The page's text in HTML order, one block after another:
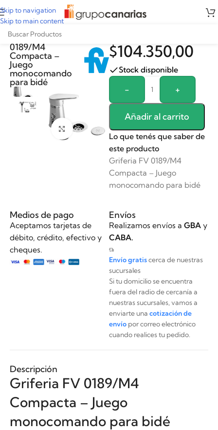
Skip to navigation
Skip to main content
Griferia FV
0189/M4
Compacta –
Juego
monocomando
para bidé
Clickee para agrandar
$104.350,00
Stock disponible
- +
Añadir al carrito
Alternative:
Lo que tenés que saber de
este producto
Griferia FV 0189/M4
Compacta – Juego
monocomando para bidé
Medios de pago
Aceptamos tarjetas de
débito, crédito, efectivo y
cheques.
Envíos
Realizamos envíos a GBAy
CABA.
Envío gratiscerca de nuestras
sucursales
Si tu domicilio se encuentra
fuera del radio de cercanía a
nuestras sucursales, vamos a
enviarte una cotización de
envíopor correo electrónico
cuando realices tu pedido.
Descripción
Griferia FV 0189/M4
Compacta – Juego
monocomando para bidé